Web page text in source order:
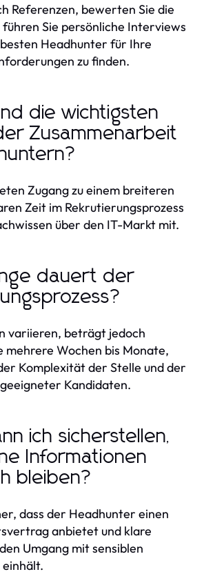
Referenzen, bewerten Sie die
Sie persönliche Interviews
Headhunter für Ihre
zu finden.
die wichtigsten
Zusammenarbeit
Zugang zu einem breiteren
Zeit im Rekrutierungsprozess
über den IT-Markt mit.
dauert der
variieren, beträgt jedoch
mehrere Wochen bis Monate,
Komplexität der Stelle und der
Kandidaten.
ich sicherstellen,
Informationen
bleiben?
dass der Headhunter einen
anbietet und klare
Umgang mit sensiblen